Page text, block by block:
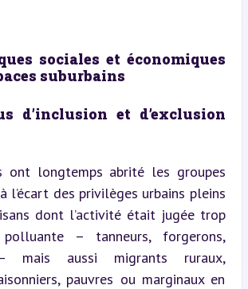
sociales et économiques
suburbains
d’inclusion et d’exclusion
ont longtemps abrité les groupes
l’écart des privilèges urbains pleins
dont l’activité était jugée trop
– tanneurs, forgerons,
mais aussi migrants ruraux,
pauvres ou marginaux en